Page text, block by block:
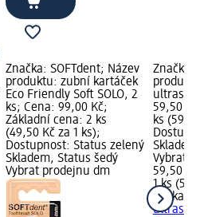
Značka: SOFTdent; Název
produktu: zubní kartáček
Eco Friendly Soft SOLO, 2
ks; Cena: 99,00 Kč;
Základní cena: 2 ks
(49,50 Kč za 1 ks);
Dostupnost: Status zelený
Skladem, Status šedý
Vybrat prodejnu dm
Značka:
59,50
ks
Vybrat
59,50 Kč
1 ks
Spokar